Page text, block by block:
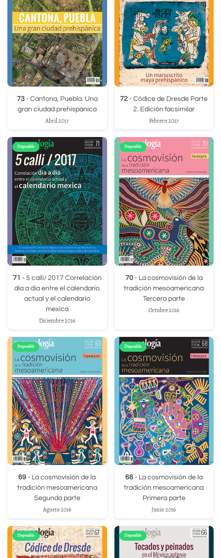
73- Cantona, Puebla. Una
gran ciudad prehispánica
Abril 2017
72 - Códice de Dresde Parte
2. Edición facsimilar
Febrero 2017
Disponible
71 - 5 calli/ 2017 Correlación
día a día entre el calendario
actual y el calendario
mexica
Diciembre 2016
Disponible
70- La cosmovisión de la
tradición mesoamericana
Tercera parte
Octubre 2016
Disponible
69 - La cosmovisión de la
tradición mesoamericana
Segunda parte
Agosto 2016
Disponible
68- La cosmovisión de la
tradición mesoamericana
Primera parte
Junio 2016
Disponible Disponible